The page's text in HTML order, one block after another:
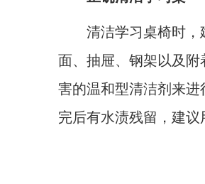
清洁学习桌椅时，建
面、抽屉、钢架以及
害的温和型清洁剂来
完后有水渍残留，建议